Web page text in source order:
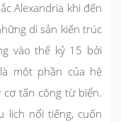
Alexandria khi đến
di sản kiến trúc
vào thế kỷ 15 bởi
một phần của hệ
tấn công từ biển.
lịch nổi tiếng, cuốn